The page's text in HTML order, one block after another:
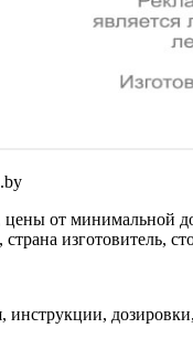
от минимальной
изготовитель,